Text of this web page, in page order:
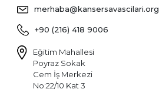
merhaba@kansersavascilari.org
+90 (216) 418 9006
Eğitim Mahallesi
Poyraz Sokak
Cem İş Merkezi
No:22/10 Kat 3